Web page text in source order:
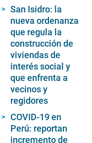
San Isidro: la
nueva ordenanza
que regula la
construcción de
viviendas de
interés social y
que enfrenta a
vecinos y
regidores
COVID-19 en
Perú: reportan
incremento de